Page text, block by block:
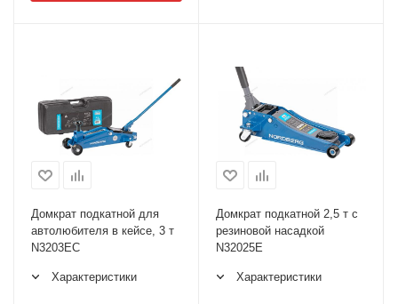
Домкрат подкатной для
автолюбителя в кейсе, 3 т
N3203EC
Характеристики
Домкрат подкатной 2,5 т с
резиновой насадкой
N32025E
Характеристики